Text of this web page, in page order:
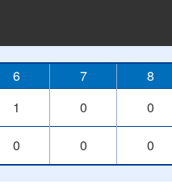
6 7 8
1 0 0
0 0 0